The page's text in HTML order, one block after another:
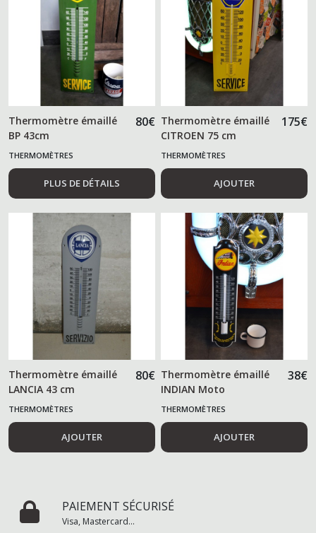
Thermomètre émaillé
BP 43cm
80€
THERMOMÈTRES
PLUS DE DÉTAILS
Thermomètre émaillé
CITROEN 75 cm
175€
THERMOMÈTRES
AJOUTER
Thermomètre émaillé
LANCIA 43 cm
80€
THERMOMÈTRES
AJOUTER
Thermomètre émaillé
INDIAN Moto
38€
THERMOMÈTRES
AJOUTER
PAIEMENT SÉCURISÉ
Visa, Mastercard...